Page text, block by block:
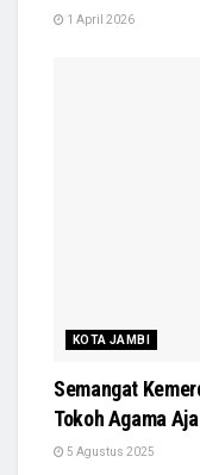
1 April 2026
KOTA JAMBI
Semangat
Tokoh Agama
5 Agustus 2025